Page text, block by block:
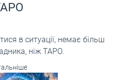
в ситуації, немає більш
ніж ТАРО.